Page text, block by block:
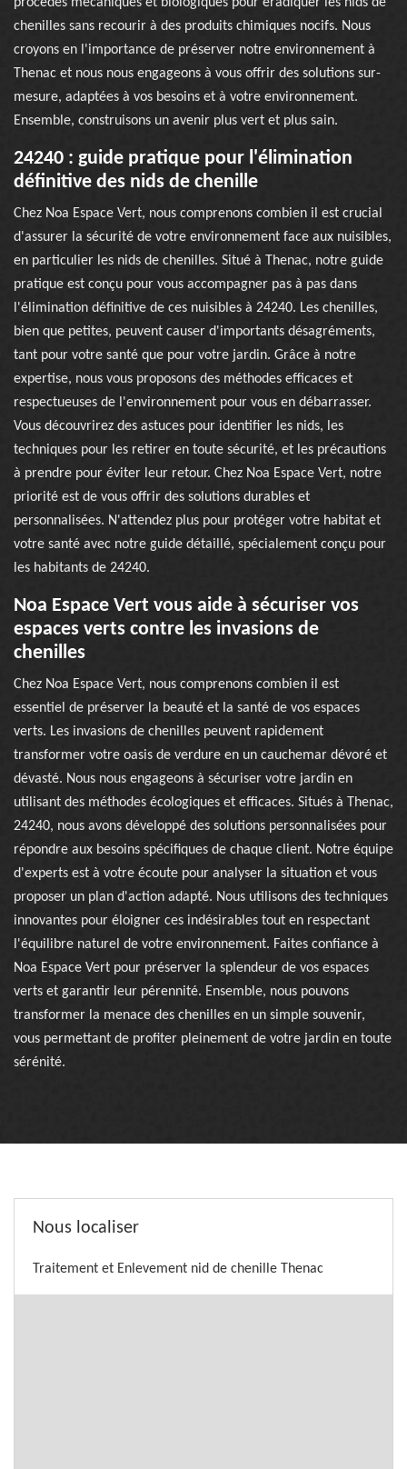
chenilles sans recourir à des produits chimiques nocifs. Nous
croyons en l'importance de préserver notre environnement à
Thenac et nous nous engageons à vous offrir des solutions sur-
mesure, adaptées à vos besoins et à votre environnement.
Ensemble, construisons un avenir plus vert et plus sain.
24240 : guide pratique pour l'élimination
définitive des nids de chenille
Chez Noa Espace Vert, nous comprenons combien il est crucial
d'assurer la sécurité de votre environnement face aux nuisibles,
en particulier les nids de chenilles. Situé à Thenac, notre guide
pratique est conçu pour vous accompagner pas à pas dans
l'élimination définitive de ces nuisibles à 24240. Les chenilles,
bien que petites, peuvent causer d'importants désagréments,
tant pour votre santé que pour votre jardin. Grâce à notre
expertise, nous vous proposons des méthodes efficaces et
respectueuses de l'environnement pour vous en débarrasser.
Vous découvrirez des astuces pour identifier les nids, les
techniques pour les retirer en toute sécurité, et les précautions
à prendre pour éviter leur retour. Chez Noa Espace Vert, notre
priorité est de vous offrir des solutions durables et
personnalisées. N'attendez plus pour protéger votre habitat et
votre santé avec notre guide détaillé, spécialement conçu pour
les habitants de 24240.
Noa Espace Vert vous aide à sécuriser vos
espaces verts contre les invasions de
chenilles
Chez Noa Espace Vert, nous comprenons combien il est
essentiel de préserver la beauté et la santé de vos espaces
verts. Les invasions de chenilles peuvent rapidement
transformer votre oasis de verdure en un cauchemar dévoré et
dévasté. Nous nous engageons à sécuriser votre jardin en
utilisant des méthodes écologiques et efficaces. Situés à Thenac,
24240, nous avons développé des solutions personnalisées pour
répondre aux besoins spécifiques de chaque client. Notre équipe
d'experts est à votre écoute pour analyser la situation et vous
proposer un plan d'action adapté. Nous utilisons des techniques
innovantes pour éloigner ces indésirables tout en respectant
l'équilibre naturel de votre environnement. Faites confiance à
Noa Espace Vert pour préserver la splendeur de vos espaces
verts et garantir leur pérennité. Ensemble, nous pouvons
transformer la menace des chenilles en un simple souvenir,
vous permettant de profiter pleinement de votre jardin en toute
sérénité.
Nous localiser
Traitement et Enlevement nid de chenille Thenac